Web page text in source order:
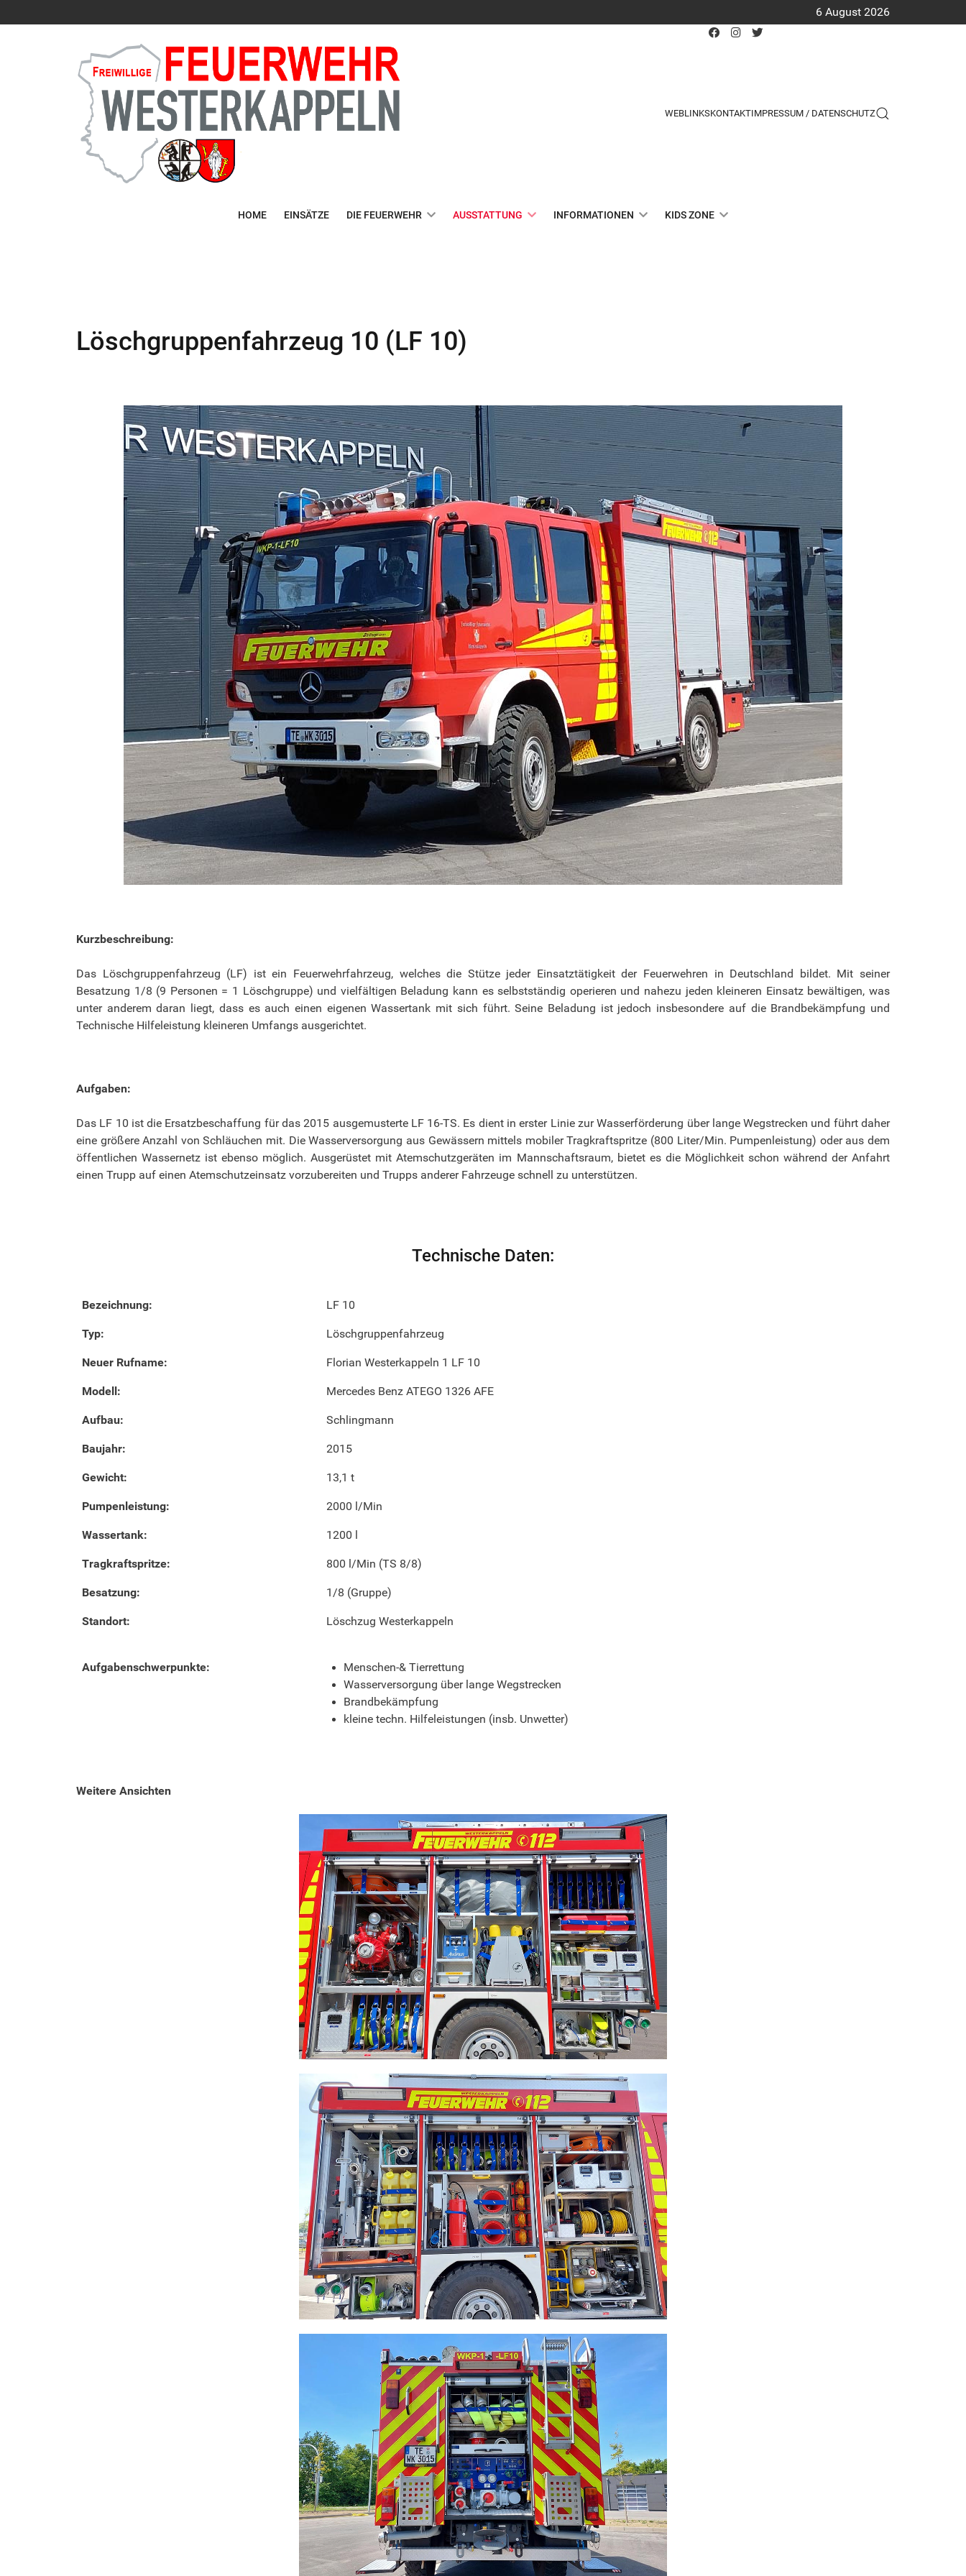
6 August 2026
WEBLINKSKONTAKTIMPRESSUM / DATENSCHUTZ
HOME EINSÄTZE DIE FEUERWEHR AUSSTATTUNG INFORMATIONEN KIDS ZONE
Löschgruppenfahrzeug 10 (LF 10)
Kurzbeschreibung:
Das Löschgruppenfahrzeug (LF) ist ein Feuerwehrfahrzeug, welches die Stütze jeder Einsatztätigkeit der Feuerwehren in Deutschland bildet. Mit seiner
Besatzung 1/8 (9 Personen = 1 Löschgruppe) und vielfältigen Beladung kann es selbstständig operieren und nahezu jeden kleineren Einsatz bewältigen, was
unter anderem daran liegt, dass es auch einen eigenen Wassertank mit sich führt. Seine Beladung ist jedoch insbesondere auf die Brandbekämpfung und
Technische Hilfeleistung kleineren Umfangs ausgerichtet.
Aufgaben:
Das LF 10 ist die Ersatzbeschaffung für das 2015 ausgemusterte LF 16-TS. Es dient in erster Linie zur Wasserförderung über lange Wegstrecken und führt daher
eine größere Anzahl von Schläuchen mit. Die Wasserversorgung aus Gewässern mittels mobiler Tragkraftspritze (800 Liter/Min. Pumpenleistung) oder aus dem
öffentlichen Wassernetz ist ebenso möglich. Ausgerüstet mit Atemschutzgeräten im Mannschaftsraum, bietet es die Möglichkeit schon während der Anfahrt
einen Trupp auf einen Atemschutzeinsatz vorzubereiten und Trupps anderer Fahrzeuge schnell zu unterstützen.
Technische Daten:
Bezeichnung: LF 10
Typ: Löschgruppenfahrzeug
Neuer Rufname: Florian Westerkappeln 1 LF 10
Modell: Mercedes Benz ATEGO 1326 AFE
Aufbau: Schlingmann
Baujahr: 2015
Gewicht: 13,1 t
Pumpenleistung: 2000 l/Min
Wassertank: 1200 l
Tragkraftspritze: 800 l/Min (TS 8/8)
Besatzung: 1/8 (Gruppe)
Standort: Löschzug Westerkappeln
Aufgabenschwerpunkte:
Menschen-& Tierrettung
Wasserversorgung über lange Wegstrecken
Brandbekämpfung
kleine techn. Hilfeleistungen (insb. Unwetter)
Weitere Ansichten